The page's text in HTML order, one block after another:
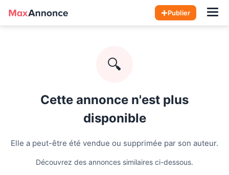
Publier
🔍
Cette annonce n'est plus
disponible
Elle a peut-être été vendue ou supprimée par son auteur.
Découvrez des annonces similaires ci-dessous.